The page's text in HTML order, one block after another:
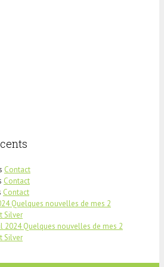
Contact
Contact
Contact
Quelques nouvelles de mes 2
Silver
2024 Quelques nouvelles de mes 2
Silver